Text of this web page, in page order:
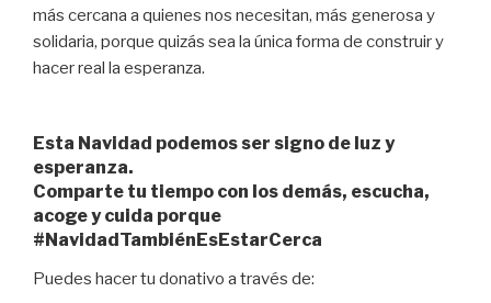
más cercana a quienes nos necesitan, más generosa y
solidaria, porque quizás sea la única forma de construir y
hacer real la esperanza.
Esta Navidad podemos ser signo de luz y
esperanza.
Comparte tu tiempo con los demás, escucha,
acoge y cuida porque
#NavidadTambiénEsEstarCerca
Puedes hacer tu donativo a través de: